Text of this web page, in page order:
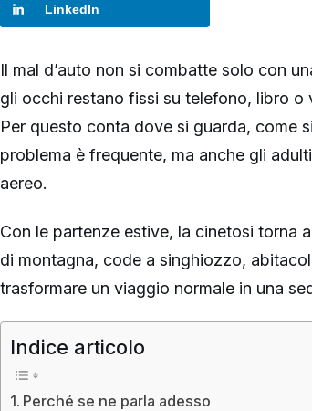
LinkedIn
Il mal d’auto non si combatte solo con
gli occhi restano fissi su telefono, libro
Per questo conta dove si guarda, come
problema è frequente, ma anche gli
aereo.
Con le partenze estive, la cinetosi torna
di montagna, code a singhiozzo,
trasformare un viaggio normale in una
Indice articolo
Perché se ne parla adesso